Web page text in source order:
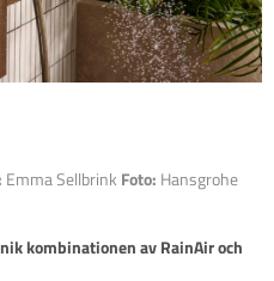
Emma Sellbrink Foto: Hansgrohe
kombinationen av RainAir och